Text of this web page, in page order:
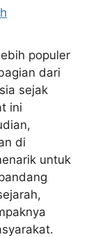
populer
dari
sejak
ini
di
untuk